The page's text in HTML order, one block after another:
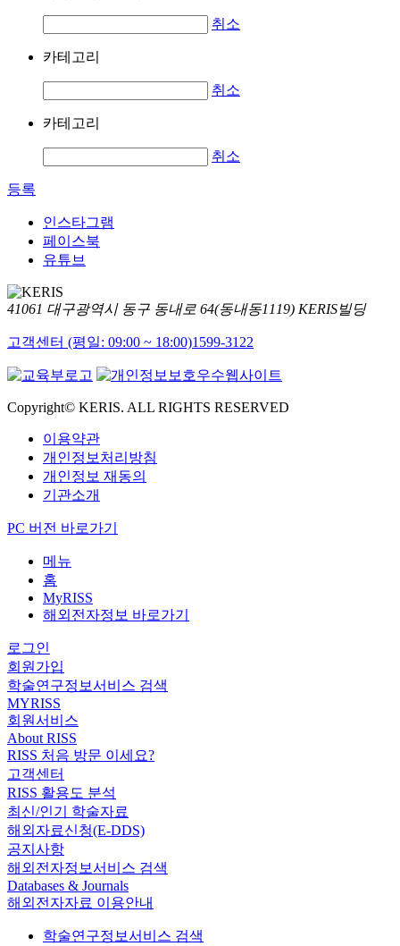
취소
카테고리
취소
카테고리
취소
등록
인스타그램
페이스북
유튜브
41061 대구광역시 동구 동내로 64(동내동1119) KERIS빌딩
고객센터 (평일: 09:00 ~ 18:00)1599-3122
Copyright© KERIS. ALL RIGHTS RESERVED
이용약관
개인정보처리방침
개인정보 재동의
기관소개
PC 버전 바로가기
메뉴
홈
MyRISS
해외전자정보 바로가기
로그인
회원가입
학술연구정보서비스 검색
MYRISS
회원서비스
About RISS
RISS 처음 방문 이세요?
고객센터
RISS 활용도 분석
최신/인기 학술자료
해외자료신청(E-DDS)
공지사항
해외전자정보서비스 검색
Databases & Journals
해외전자자료 이용안내
학술연구정보서비스 검색